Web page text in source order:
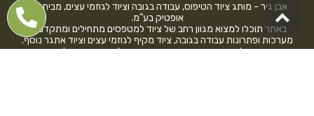
אבן גיר - מותג ציוד הטיפוס, עבודה בגובה וציוד לגוזמי עצים, מבית מגן
אופטיק בע"מ.
באתר תוכלו למצוא מגוון רחב של ציוד למטפסים מתחילים ומתקדמים,
מערכות ופתרונות עבודה בגובה, ציוד מקיף לגוזמי עצים וציוד אתגר נוסף.
המוצרים של אבן גיר הם ממיטב היצרנים בעולם - מבטיחים לכם איכות
גלילה
לראש
העמוד